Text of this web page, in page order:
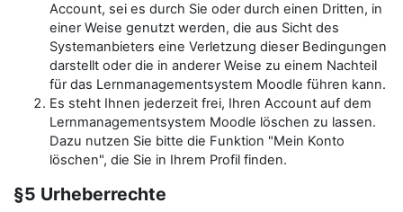
Account, sei es durch Sie oder durch einen Dritten, in
einer Weise genutzt werden, die aus Sicht des
Systemanbieters eine Verletzung dieser Bedingungen
darstellt oder die in anderer Weise zu einem Nachteil
für das Lernmanagementsystem Moodle führen kann.
Es steht Ihnen jederzeit frei, Ihren Account auf dem
Lernmanagementsystem Moodle löschen zu lassen.
Dazu nutzen Sie bitte die Funktion "Mein Konto
löschen", die Sie in Ihrem Profil finden.
§5 Urheberrechte